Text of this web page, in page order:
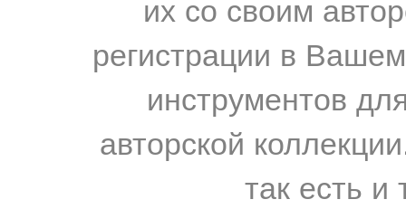
регистрации в
инструментов
авторской
так есть и